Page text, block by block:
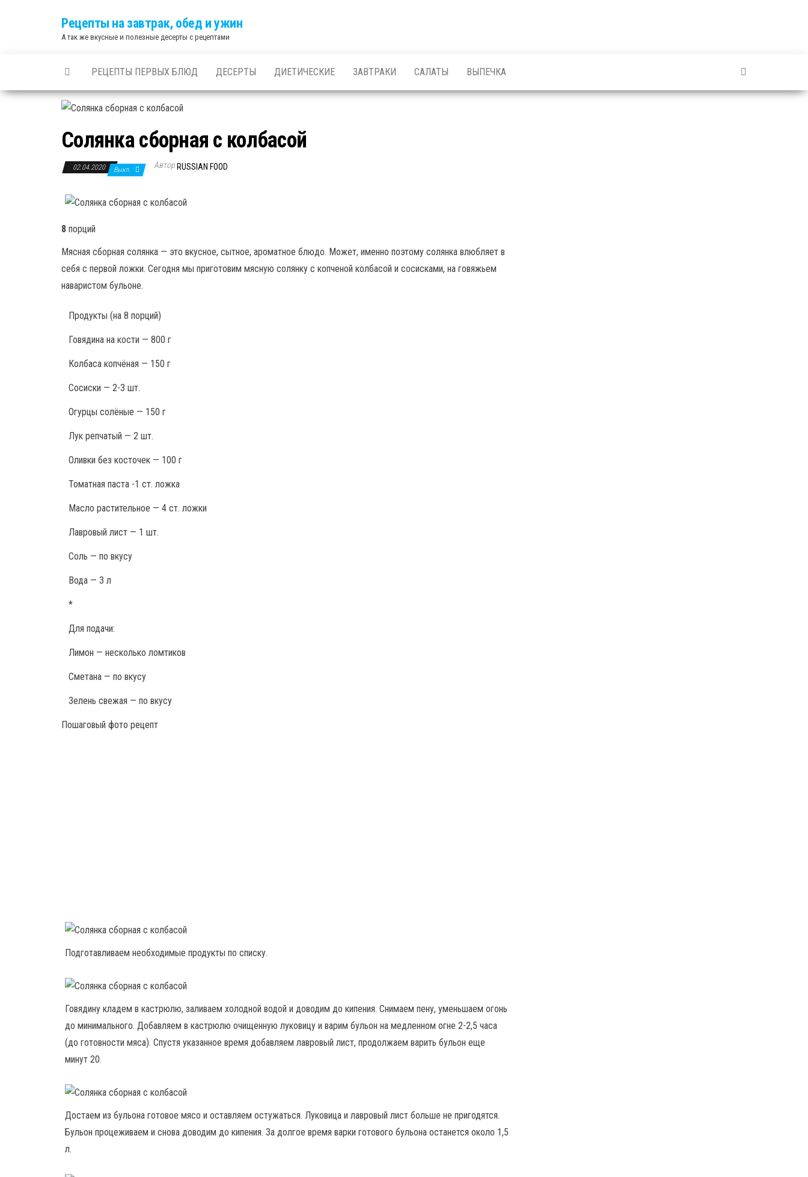
Рецепты на завтрак, обед и ужин
А так же вкусные и полезные десерты с рецептами
РЕЦЕПТЫ ПЕРВЫХ БЛЮД ДЕСЕРТЫ ДИЕТИЧЕСКИЕ ЗАВТРАКИ САЛАТЫ ВЫПЕЧКА
Солянка сборная с колбасой
02.04.2020 Выкл. Автор RUSSIAN FOOD
8 порций
Мясная сборная солянка — это вкусное, сытное, ароматное блюдо. Может, именно поэтому солянка влюбляет в
себя с первой ложки. Сегодня мы приготовим мясную солянку с копченой колбасой и сосисками, на говяжьем
наваристом бульоне.
Продукты (на 8 порций)
Говядина на кости — 800 г
Колбаса копчёная — 150 г
Сосиски — 2-3 шт.
Огурцы солёные — 150 г
Лук репчатый — 2 шт.
Оливки без косточек — 100 г
Томатная паста -1 ст. ложка
Масло растительное — 4 ст. ложки
Лавровый лист — 1 шт.
Соль — по вкусу
Вода — 3 л
*
Для подачи:
Лимон — несколько ломтиков
Сметана — по вкусу
Зелень свежая — по вкусу
Пошаговый фото рецепт
Подготавливаем необходимые продукты по списку.
Говядину кладем в кастрюлю, заливаем холодной водой и доводим до кипения. Снимаем пену, уменьшаем огонь
до минимального. Добавляем в кастрюлю очищенную луковицу и варим бульон на медленном огне 2-2,5 часа
(до готовности мяса). Спустя указанное время добавляем лавровый лист, продолжаем варить бульон еще
минут 20.
Достаем из бульона готовое мясо и оставляем остужаться. Луковица и лавровый лист больше не пригодятся.
Бульон процеживаем и снова доводим до кипения. За долгое время варки готового бульона останется около 1,5
л.